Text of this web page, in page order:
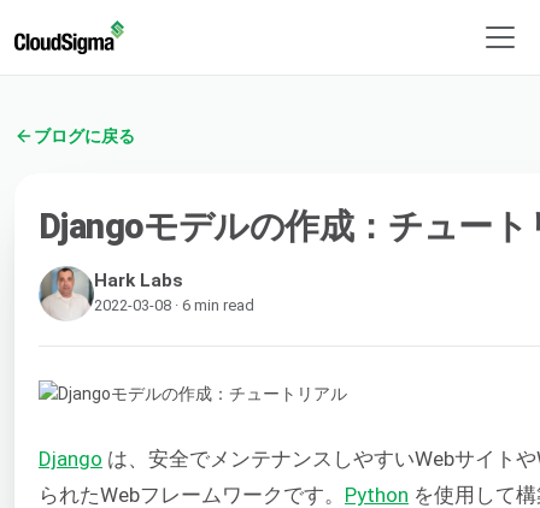
ブログに戻る
Djangoモデルの作成：チュー
Hark Labs
2022-03-08 · 6 min read
Django は、安全でメンテナンスしやすいWebサイト
られたWebフレームワークです。 Python を使用して